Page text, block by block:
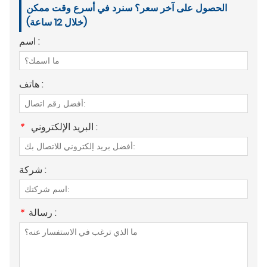
الحصول على آخر سعر؟ سنرد في أسرع وقت ممكن
(خلال 12 ساعة)
اسم :
هاتف :
* البريد الإلكتروني :
شركة :
* رسالة :